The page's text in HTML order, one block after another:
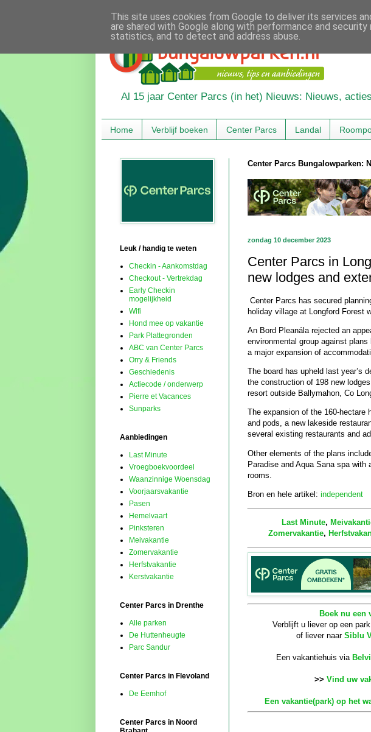
Al 15 jaar Center Parcs (in het) Nieuws: Nieuws,
Home Verblijf boeken Center Parcs Landal
Center Parcs Bungalowparken:
zondag 10 december 2023
Center Parcs in
new lodges and
Center Parcs has secured
holiday village at Longford Forest
An Bord Pleanála rejected an
environmental group against
a major expansion of
The board has upheld last year’s
the construction of 198 new
resort outside Ballymahon, Co
The expansion of the 160-hectare
and pods, a new lakeside
several existing restaurants and
Other elements of the plans
Paradise and Aqua Sana spa with
rooms.
Bron en hele artikel: independent
Last Minute,
Zomervakantie,
Boek nu een
Verblijft u liever op een
of liever naar Siblu
Een vakantiehuis via
>> Vind uw
Een vakantie(park) op het
Leuk / handig te weten
Checkin - Aankomstdag
Checkout - Vertrekdag
Early Checkin
mogelijkheid
Wifi
Hond mee op vakantie
Park Plattegronden
ABC van Center Parcs
Orry & Friends
Geschiedenis
Actiecode / onderwerp
Pierre et Vacances
Sunparks
Aanbiedingen
Last Minute
Vroegboekvoordeel
Waanzinnige Woensdag
Voorjaarsvakantie
Pasen
Hemelvaart
Pinksteren
Meivakantie
Zomervakantie
Herfstvakantie
Kerstvakantie
Center Parcs in Drenthe
Alle parken
De Huttenheugte
Parc Sandur
Center Parcs in Flevoland
De Eemhof
Center Parcs in Noord
This site uses cookies from Google to deliver its services
are shared with Google along with performance and
statistics, and to detect and address abuse.